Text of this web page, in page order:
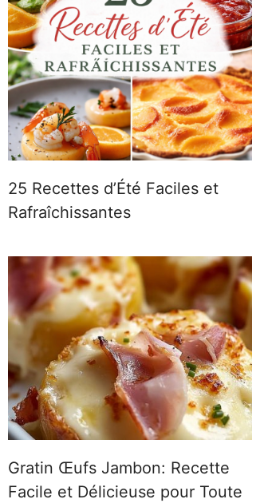
25 Recettes d’Été Faciles et
Rafraîchissantes
Gratin Œufs Jambon: Recette
Facile et Délicieuse pour Toute